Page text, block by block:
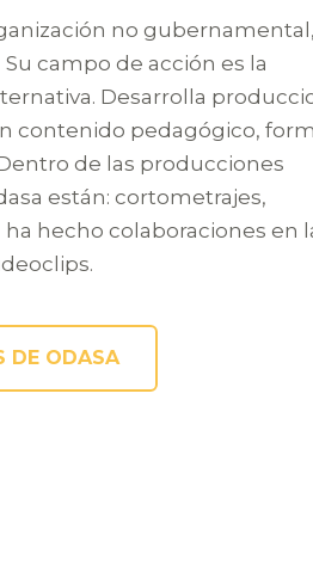
no gubernamental,
Su campo de acción es la
Desarrolla
contenido pedagógico,
de las producciones
están: cortometrajes,
hecho colaboraciones en
DE ODASA